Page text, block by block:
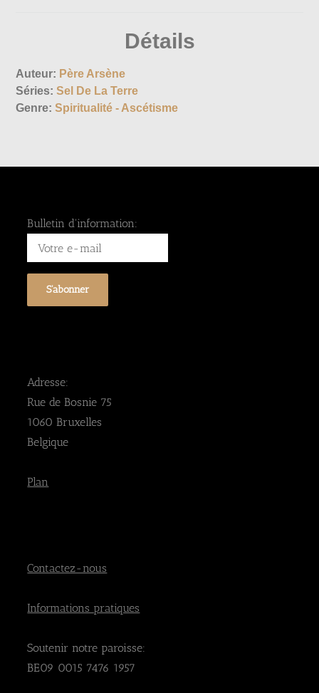
Détails
Auteur: Père Arsène
Séries: Sel De La Terre
Genre: Spiritualité - Ascétisme
Bulletin d'information:
Adresse:
Rue de Bosnie 75
1060 Bruxelles
Belgique
Plan
Contactez-nous
Informations pratiques
Soutenir notre paroisse:
BE09 0015 7476 1957